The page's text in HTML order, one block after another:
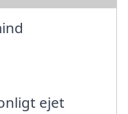
ejet